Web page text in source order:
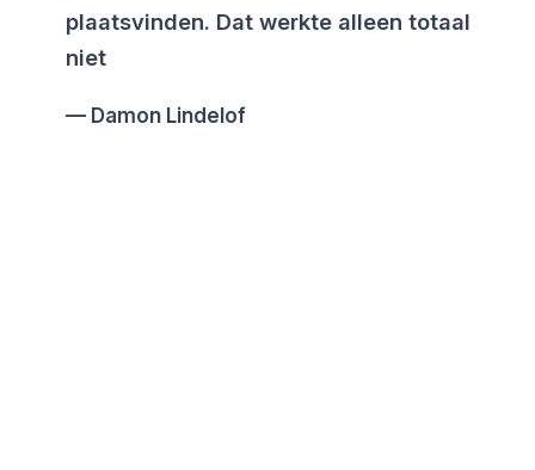
plaatsvinden. Dat werkte alleen totaal
niet
Damon Lindelof